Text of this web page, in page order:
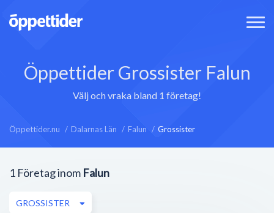
Öppettider Grossister Falun
Välj och vraka bland 1 företag!
Öppettider.nu Dalarnas Län Falun Grossister
1 Företag inom Falun
GROSSISTER